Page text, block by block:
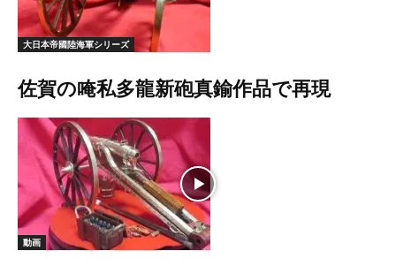
大日本帝國陸海軍シリーズ
佐賀の唵私多龍新砲真鍮作品で再現
動画